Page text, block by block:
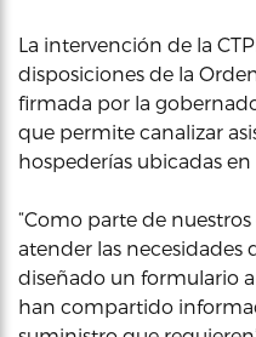
La intervención de la
disposiciones de la
firmada por la
que permite canalizar
hospederías ubicadas
“Como parte de
atender las necesidades
diseñado un formulario
han compartido